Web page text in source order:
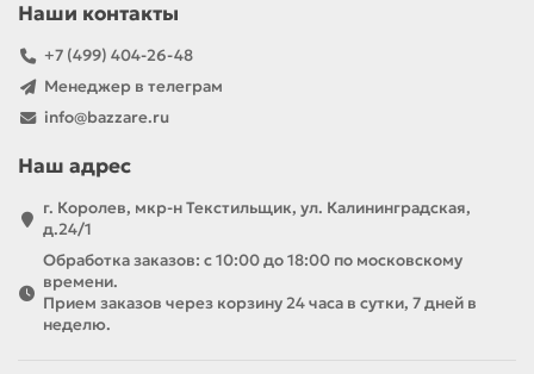
Наши контакты
+7 (499) 404-26-48
Менеджер в телеграм
info@bazzare.ru
Наш адрес
г. Королев, мкр-н Текстильщик, ул. Калининградская,
д.24/1
Обработка заказов: с 10:00 до 18:00 по московскому
времени.
Прием заказов через корзину 24 часа в сутки, 7 дней в
неделю.